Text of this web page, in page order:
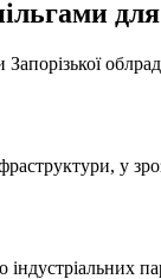
для
Запорізької
у